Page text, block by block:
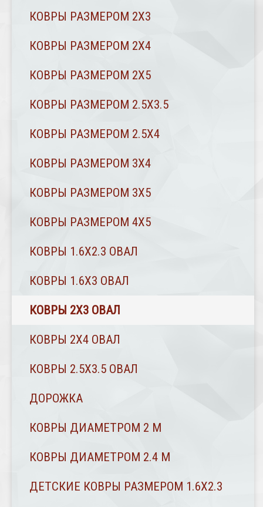
КОВРЫ РАЗМЕРОМ 2Х3
КОВРЫ РАЗМЕРОМ 2Х4
КОВРЫ РАЗМЕРОМ 2Х5
КОВРЫ РАЗМЕРОМ 2.5Х3.5
КОВРЫ РАЗМЕРОМ 2.5Х4
КОВРЫ РАЗМЕРОМ 3Х4
КОВРЫ РАЗМЕРОМ 3Х5
КОВРЫ РАЗМЕРОМ 4Х5
КОВРЫ 1.6Х2.3 ОВАЛ
КОВРЫ 1.6Х3 ОВАЛ
КОВРЫ 2X3 ОВАЛ
КОВРЫ 2Х4 ОВАЛ
КОВРЫ 2.5Х3.5 ОВАЛ
ДОРОЖКА
КОВРЫ ДИАМЕТРОМ 2 М
КОВРЫ ДИАМЕТРОМ 2.4 M
ДЕТСКИЕ КОВРЫ РАЗМЕРОМ 1.6Х2.3